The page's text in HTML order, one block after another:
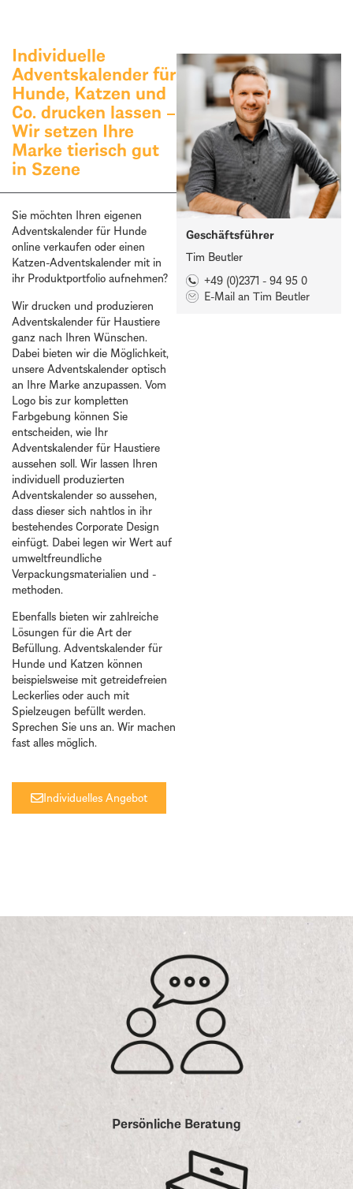
Individuelle
Adventskalender für
Hunde, Katzen und
Co. drucken lassen –
Wir setzen Ihre
Marke tierisch gut
in Szene
Sie möchten Ihren eigenen
Adventskalender für Hunde
online verkaufen oder einen
Katzen-Adventskalender mit in
ihr Produktportfolio aufnehmen?
Wir drucken und produzieren
Advents­kalender für Haustiere
ganz nach Ihren Wünschen.
Dabei bieten wir die Möglichkeit,
unsere Adventskalender optisch
an Ihre Marke anzupassen. Vom
Logo bis zur kompletten
Farbgebung können Sie
entscheiden, wie Ihr
Adventskalender für Haustiere
aussehen soll. Wir lassen Ihren
individuell produzierten
Adventskalender so aussehen,
dass dieser sich nahtlos in ihr
bestehendes Corporate Design
einfügt. Dabei legen wir Wert auf
umweltfreundliche
Verpackungsmaterialien und -
methoden.
Ebenfalls bieten wir zahlreiche
Lösungen für die Art der
Befüllung. Adventskalender für
Hunde und Katzen können
beispielsweise mit getreidefreien
Leckerlies oder auch mit
Spielzeugen befüllt werden.
Sprechen Sie uns an. Wir machen
fast alles möglich.
Individuelles Angebot
Geschäftsführer
Tim Beutler
+49 (0)2371 - 94 95 0
E-Mail an Tim Beutler
Persönliche Beratung